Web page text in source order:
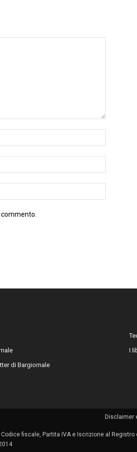
di Bargiornale
I
Disclaimer
fiscale, Partita IVA e Iscrizione al